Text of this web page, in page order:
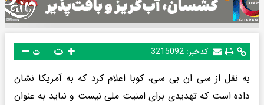
کدخبر: 3215092 ت
به نقل از سی ان بی سی، کوبا اعلام کرد که به آمریکا نشان
داده است که تهدیدی برای امنیت ملی نیست و نباید به عنوان